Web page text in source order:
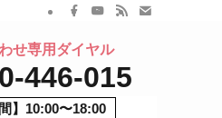
せ専用ダイヤル
446-015
】10:00〜18:00